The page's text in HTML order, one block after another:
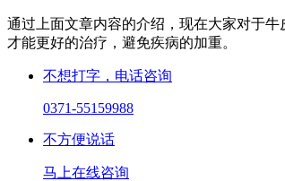
通过上面文章内容的介绍，现在大家对于
才能更好的治疗，避免疾病的加重。
不想打字，电话咨询
0371-55159988
不方便说话
马上在线咨询